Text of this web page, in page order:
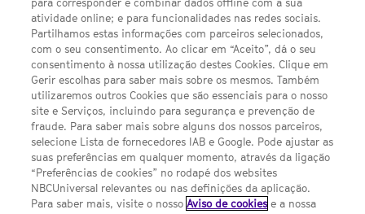
Escolhas de Anúncios
Política de privacidade
Termos E Condições
FILMES
UMA DIVISÃO DA NBCUNIVERSAL
atividade online; e para funcionalidades nas redes sociais.
Partilhamos estas informações com parceiros selecionados,
com o seu consentimento. Ao clicar em “Aceito”, dá o seu
consentimento à nossa utilização destes Cookies. Clique em
Gerir escolhas para saber mais sobre os mesmos. Também
utilizaremos outros Cookies que são essenciais para o nosso
site e Serviços, incluindo para segurança e prevenção de
fraude. Para saber mais sobre alguns dos nossos parceiros,
selecione Lista de fornecedores IAB e Google. Pode ajustar as
suas preferências em qualquer momento, através da ligação
“Preferências de cookies” no rodapé dos websites
NBCUniversal relevantes ou nas definições da aplicação.
Para saber mais, visite o nossoAviso de cookies e a nossa